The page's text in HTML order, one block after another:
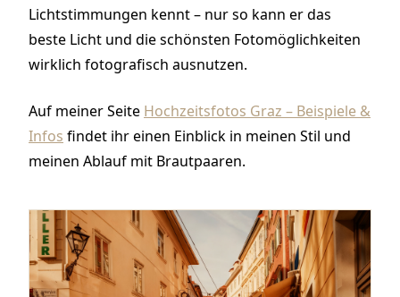
Lichtstimmungen kennt – nur so kann er das
beste Licht und die schönsten Fotomöglichkeiten
wirklich fotografisch ausnutzen.
Auf meiner Seite Hochzeitsfotos Graz – Beispiele &
Infos findet ihr einen Einblick in meinen Stil und
meinen Ablauf mit Brautpaaren.